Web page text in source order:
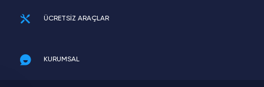
ÜCRETSİZ ARAÇLAR
KURUMSAL